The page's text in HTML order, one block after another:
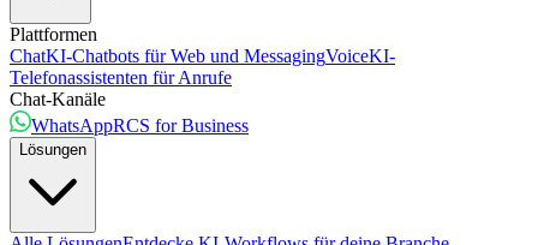
Plattformen
ChatKI-Chatbots für Web und MessagingVoiceKI-
Telefonassistenten für Anrufe
Chat-Kanäle
WhatsAppRCS for Business
Lösungen